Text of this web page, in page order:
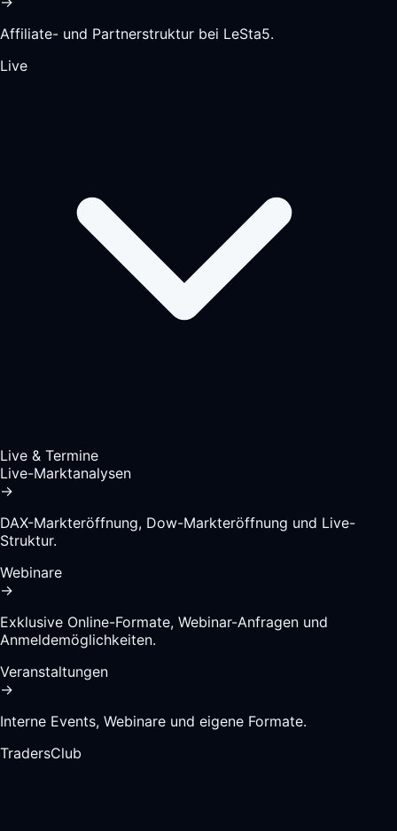
Affiliate- und Partnerstruktur bei LeSta5.
Live
Live & Termine
Live-Marktanalysen
→
DAX-Markteröffnung, Dow-Markteröffnung und Live-
Struktur.
Webinare
→
Exklusive Online-Formate, Webinar-Anfragen und
Anmeldemöglichkeiten.
Veranstaltungen
→
Interne Events, Webinare und eigene Formate.
TradersClub